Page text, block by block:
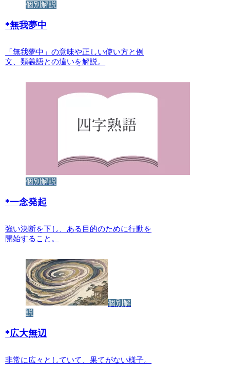
個別解説
*無我夢中
「無我夢中」の意味や正しい使い方と例
文、類義語との違いを解説。
個別解説
*一念発起
強い決断を下し、ある目的のために行動を
開始すること。
個別解
説
*広大無辺
非常に広々としていて、果てがない様子。